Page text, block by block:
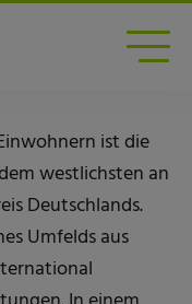
ist die
westlichsten an
Deutschlands.
Umfelds aus